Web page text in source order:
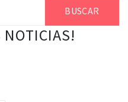
NOTICIAS!